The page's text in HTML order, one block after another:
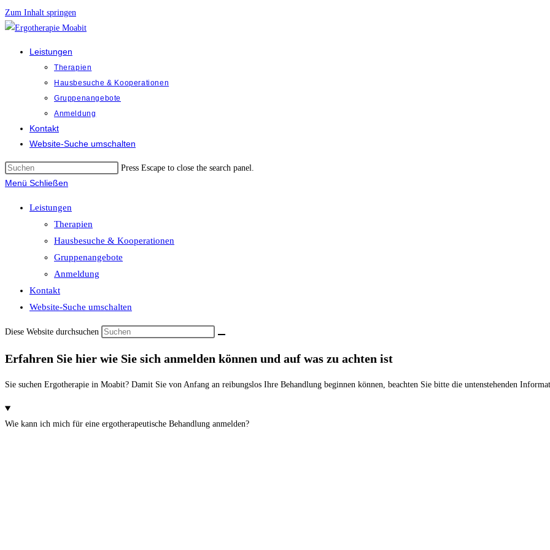
Zum Inhalt springen
Leistungen
Therapien
Hausbesuche & Kooperationen
Gruppenangebote
Anmeldung
Kontakt
Website-Suche umschalten
Press Escape to close the search panel.
Menü Schließen
Leistungen
Therapien
Hausbesuche & Kooperationen
Gruppenangebote
Anmeldung
Kontakt
Website-Suche umschalten
Diese Website durchsuchen
Erfahren Sie hier wie Sie sich anmelden können und auf was zu achten ist
Sie suchen Ergotherapie in Moabit? Damit Sie von Anfang an reibungslos Ihre Behandlung beginnen können, beachten Sie bitte die untenstehenden
Wie kann ich mich für eine ergotherapeutische Behandlung anmelden?